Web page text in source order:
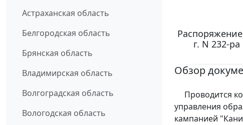
Астраханская область
Белгородская область
Брянская область
Владимирская область
Волгоградская область
Вологодская область
г. N 232-
Обзор
Проводится
управления
кампанией